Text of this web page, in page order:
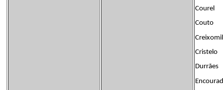
Courel
Couto
Creixomil
Cristelo
Durrães